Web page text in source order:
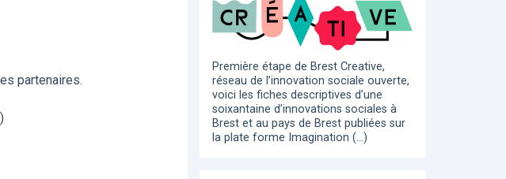
partenaires.
Première étape de Brest Creative,
réseau de l’innovation sociale ouverte,
voici les fiches descriptives d’une
soixantaine d’innovations sociales à
Brest et au pays de Brest publiées sur
la plate forme Imagination (…)